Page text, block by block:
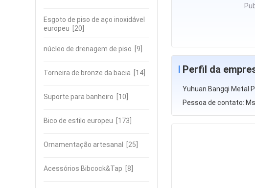
Esgoto de piso de aço inoxidável
europeu [20]
núcleo de drenagem de piso [9]
Torneira de bronze da bacia [14]
Suporte para banheiro [10]
Bico de estilo europeu [173]
Ornamentação artesanal [25]
Acessórios Bibcock&Tap [8]
Perfil da
Yuhuan Bangqi Metal
Pessoa de contato: